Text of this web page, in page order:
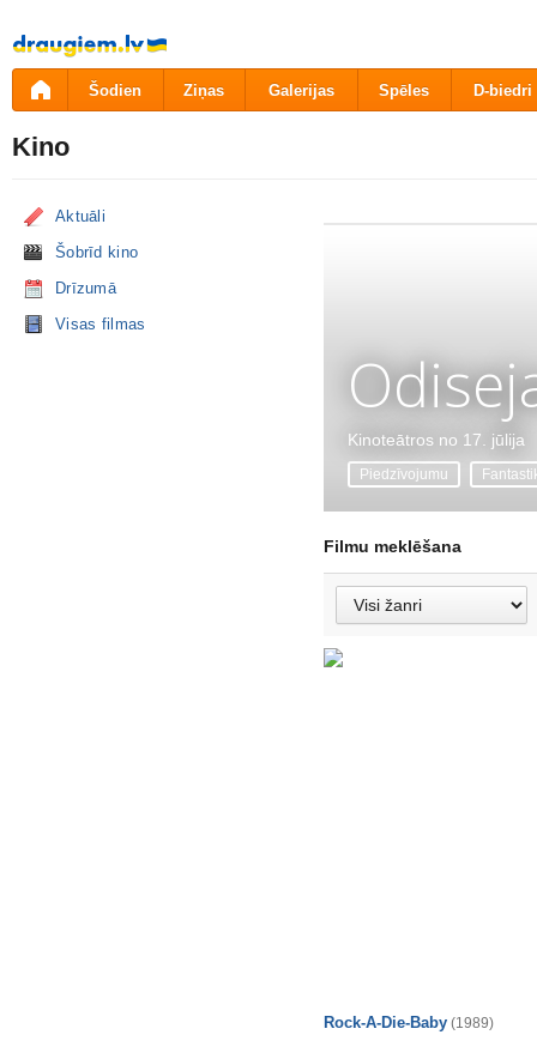
Pāriet
uz
saturu
Šodien Ziņas Galerijas Spēles D-biedri
Kino
Aktuāli
Šobrīd kino
Drīzumā
Visas filmas
Kinoteātros no 17. jūlija
Piedzīvojumu
Filmu meklēšana
Rock-A-Die-Baby (1989)